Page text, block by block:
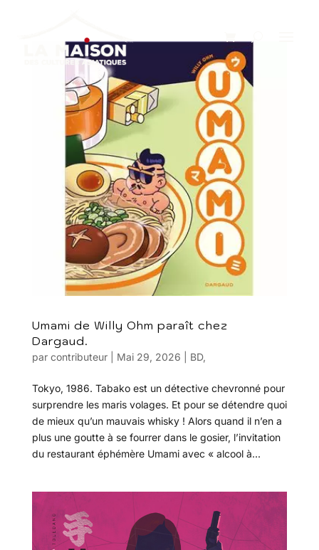
Umami de Willy Ohm paraît chez
Dargaud.
par contributeur| Mai 29, 2026 BD,
Tokyo, 1986. Tabako est un détective chevronné pour
surprendre les maris volages. Et pour se détendre quoi
de mieux qu’un mauvais whisky ! Alors quand il n’en a
plus une goutte à se fourrer dans le gosier, l’invitation
du restaurant éphémère Umami avec « alcool à...